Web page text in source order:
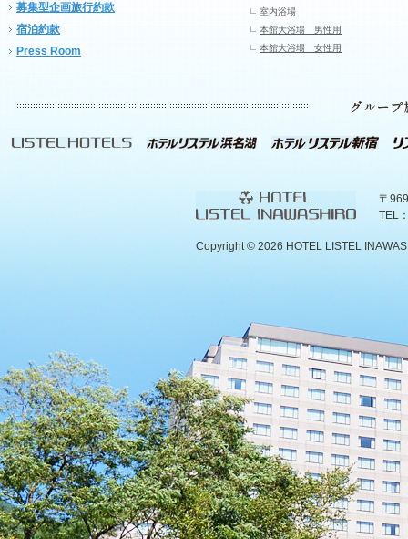
募集型企画旅行約款
宿泊約款
Press Room
室内浴場
本館大浴場 男性用
本館大浴場 女性用
〒
TEL
Copyright © 2026 HOTEL LISTEL